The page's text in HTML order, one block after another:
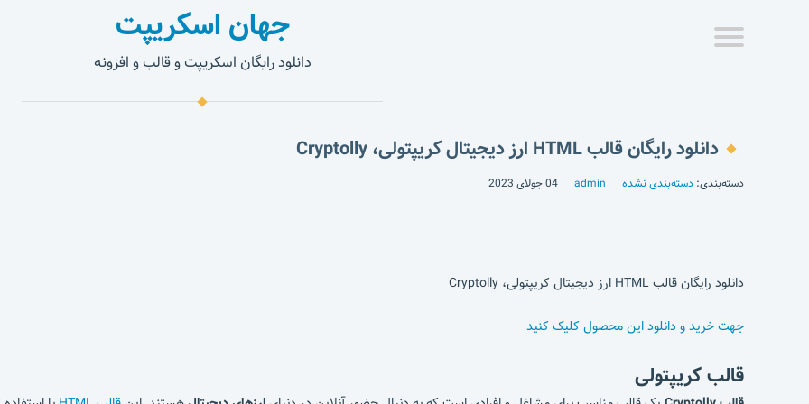
جهان اسکریپت
دانلود رایگان اسکریپت و قالب و افزونه
دانلود رایگان قالب HTML ارز دیجیتال کریپتولی، Cryptolly
دسته‌بندی: دسته‌بندی نشده admin 04 جولای 2023
دانلود رایگان قالب HTML ارز دیجیتال کریپتولی، Cryptolly
جهت خرید و دانلود این محصول کلیک کنید
قالب کریپتولی